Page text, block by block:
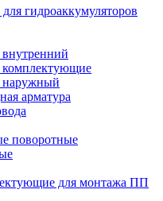
гидроаккумуляторов
наружный
арматура
поворотные
для монтажа ПП